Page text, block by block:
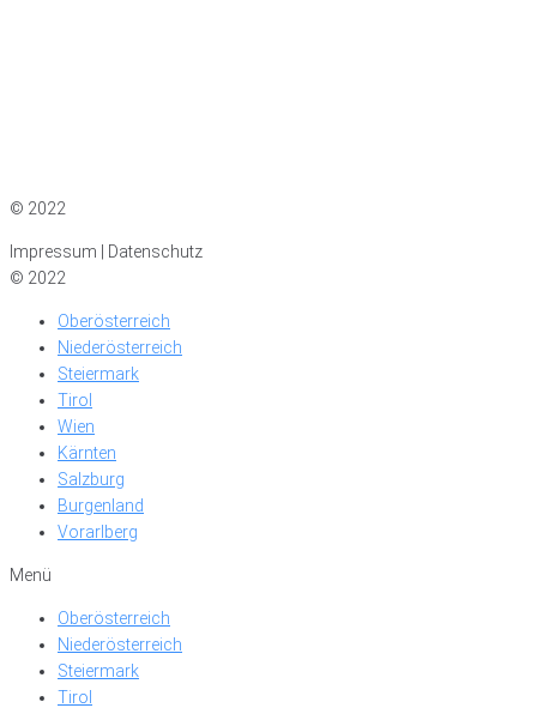
© 2022
Impressum | Datenschutz
© 2022
Oberösterreich
Niederösterreich
Steiermark
Tirol
Wien
Kärnten
Salzburg
Burgenland
Vorarlberg
Menü
Oberösterreich
Niederösterreich
Steiermark
Tirol